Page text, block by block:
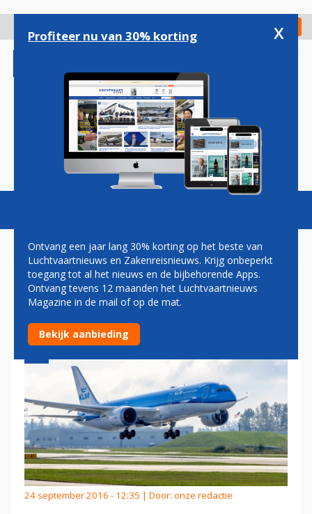
gaan
Check in
Magazine Podcasts Vacatures
KLM ONTVANGT
DREAMLINER NUMMER ACHT
24 september 2016 - 12:35 | Door: onze redactie
Profiteer nu van 30% korting x
Ontvang een jaar lang 30% korting op het beste van
Luchtvaartnieuws en Zakenreisnieuws. Krijg onbeperkt
toegang tot al het nieuws en de bijbehorende Apps.
Ontvang tevens 12 maanden het Luchtvaartnieuws
Magazine in de mail of op de mat.
Bekijk aanbieding